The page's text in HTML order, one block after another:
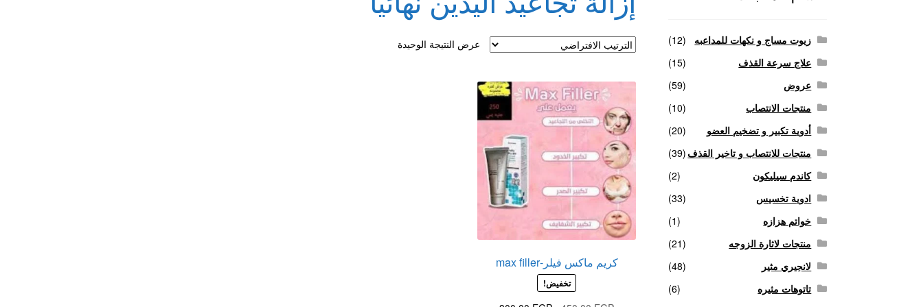
منتجات للانتصاب و تاخير القذف
عرض النتيجة الوحيدة
كريم ماكس فيلر-max filler
تخفيض!
زيوت مساج و نكهات للمداعبه
(12)
علاج سرعة القذف
(15)
عروض
(59)
منتجات الانتصاب
(10)
أدوية تكبير و تضخيم العضو
(20)
منتجات للانتصاب و تاخير القذف (39)
كاندم سيليكون
(2)
ادوية تخسيس
(33)
خواتم هزازه
(1)
منتجات لاثارة الزوجه
(21)
لانجيري مثير
(48)
تاتوهات مثيره
(6)